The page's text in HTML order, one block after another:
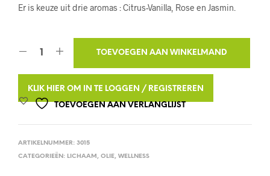
Er is keuze uit drie aromas : Citrus-Vanilla, Rose en Jasmin.
TOEVOEGEN AAN WINKELMAND
KLIK HIER OM IN TE LOGGEN / REGISTREREN
TOEVOEGEN AAN VERLANGLIJST
ARTIKELNUMMER: 3015
CATEGORIEËN: LICHAAM , OLIE, WELLNESS